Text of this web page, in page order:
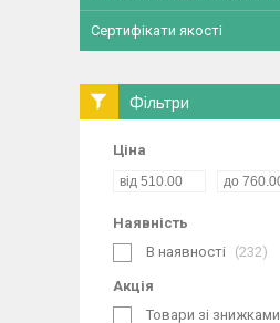
Сертифікати якості
Фільтри
Ціна
Наявність
В наявності
232
Акція
Товари зі знижками